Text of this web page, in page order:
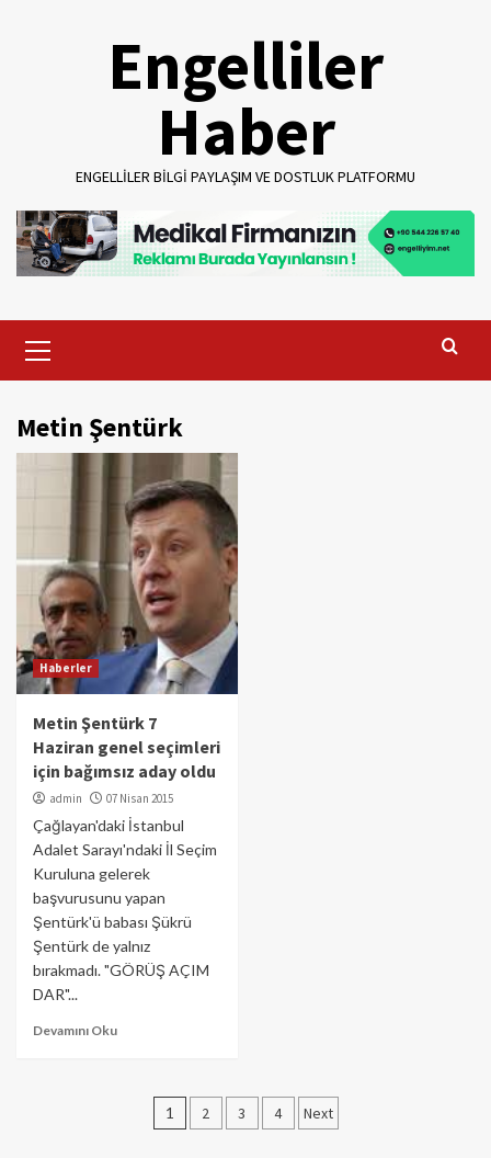
Engelliler
Haber
ENGELLILER BILGI PAYLAŞIM VE DOSTLUK PLATFORMU
Menu
Metin Şentürk
Haberler
Metin Şentürk 7
Haziran genel seçimleri
için bağımsız aday oldu
admin 07 Nisan 2015
Çağlayan'daki İstanbul
Adalet Sarayı'ndaki İl Seçim
Kuruluna gelerek
başvurusunu yapan
Şentürk'ü babası Şükrü
Şentürk de yalnız
bırakmadı. "GÖRÜŞ AÇIM
DAR"...
Devamını Oku
Yazı
1 2 3 4 Next